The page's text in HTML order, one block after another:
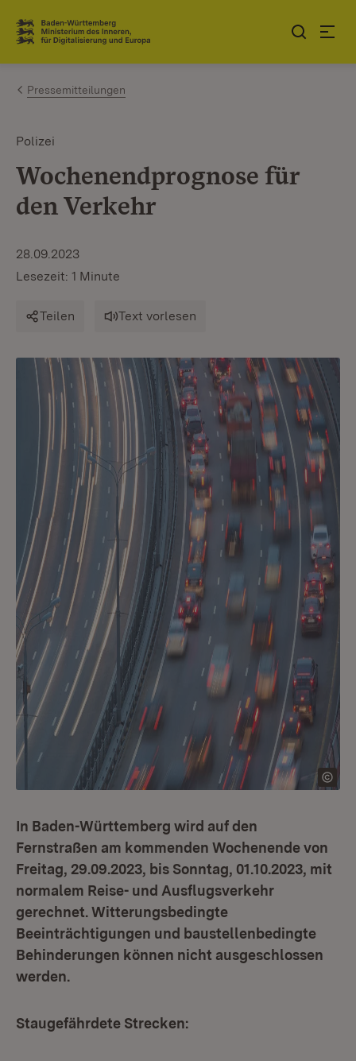
Zum Inhalt springen
Link zur Startseite
Pressemitteilungen
Polizei
Wochenendprognose für
den Verkehr
28.09.2023
Lesezeit: 1 Minute
Teilen Text vorlesen
In Baden-Württemberg wird auf den
Fernstraßen am kommenden Wochenende von
Freitag, 29.09.2023, bis Sonntag, 01.10.2023, mit
normalem Reise- und Ausflugsverkehr
gerechnet. Witterungsbedingte
Beeinträchtigungen und baustellenbedingte
Behinderungen können nicht ausgeschlossen
werden.
Staugefährdete Strecken: